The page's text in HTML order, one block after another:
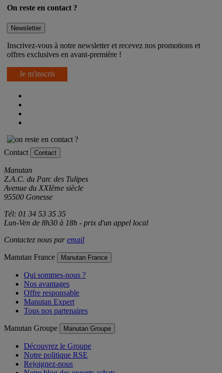
On reste en contact ?
Newsletter
Inscrivez-vous à notre newsletter et recevez nos promotions et
offres exclusives en avant-première !
Je m'inscris
Contact Contact
Manutan
Z.A.C. du Parc des Tulipes
Avenue du XXIème siècle
95500 Gonesse
Tél: 01 34 53 35 35
Lun-Ven de 8h30 à 18h - prix d'un appel local
Contactez nous paremail
Manutan France Manutan France
Qui sommes-nous ?
Nos avantages
Offre responsable
Manutan Expert
Tous nos partenaires
Manutan Groupe Manutan Groupe
Découvrez le Groupe
Notre politique RSE
Rejoignez-nous